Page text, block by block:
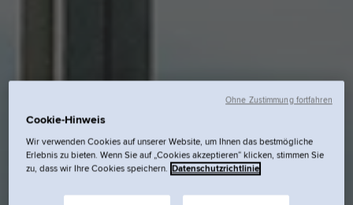
Cookie-Hinweis
Wir verwenden Cookies auf unserer Website, um Ihnen das bestmögliche
Erlebnis zu bieten. Wenn Sie auf „Cookies akzeptieren“ klicken, stimmen Sie
zu, dass wir Ihre Cookies speichern. Datenschutzrichtlinie
Ohne Zustimmung fortfahren